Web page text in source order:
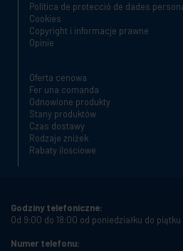
Política de protecció de dades
Cookies
Copyright i informacje prawne
Opinie
Oferta cenowa
Fer una comanda
Odnowione produkty
Stany produktów
Czas dostawy
Rodzaje zniżek
Rabaty ilościowe
Godziny telefoniczne:
Od 9:00 do 18:00 od poniedziałku do piątku
Numer telefonu: